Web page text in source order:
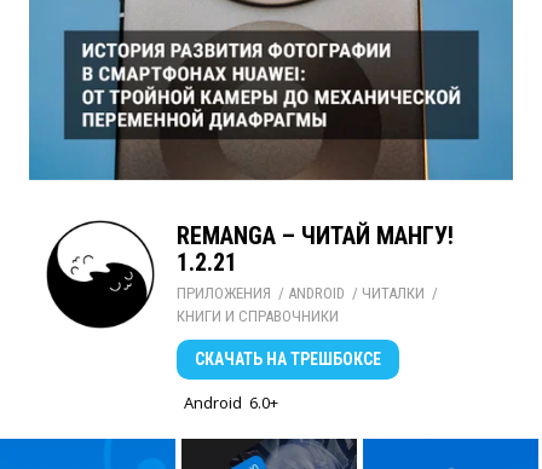
REMANGA – ЧИТАЙ МАНГУ!
1.2.21
ПРИЛОЖЕНИЯ / ANDROID / ЧИТАЛКИ /
КНИГИ И СПРАВОЧНИКИ
СКАЧАТЬ НА ТРЕШБОКСЕ
Android 6.0+